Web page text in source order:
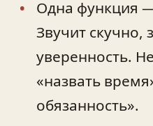
Одна функция
Звучит скучно,
уверенность.
«назвать
обязанность».